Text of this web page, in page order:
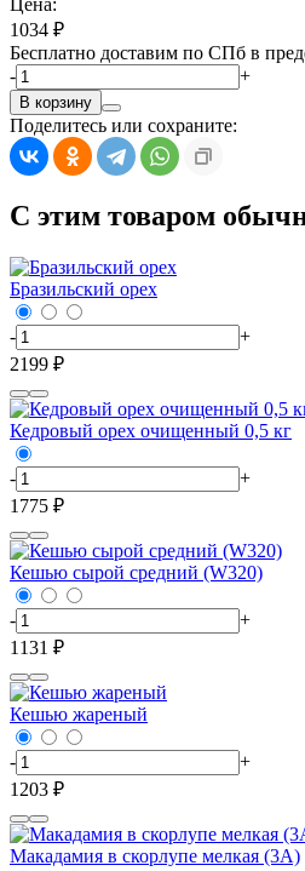
Цена:
1034 ₽
Бесплатно доставим по СПб в
-
+
В корзину
Поделитесь или сохраните:
С этим товаром
Бразильский орех
-
+
2199 ₽
Кедровый орех очищенный 0,5 кг
-
+
1775 ₽
Кешью сырой средний (W320)
-
+
1131 ₽
Кешью жареный
-
+
1203 ₽
Макадамия в скорлупе мелкая (3А)